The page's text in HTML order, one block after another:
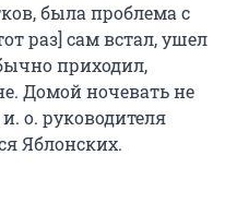
была проблема с
раз] сам встал, ушел
приходил,
Домой ночевать не
о. руководителя
Яблонских.